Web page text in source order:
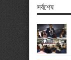
সর্বশেষ